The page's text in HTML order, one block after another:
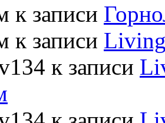
к записи
к записи
к записи